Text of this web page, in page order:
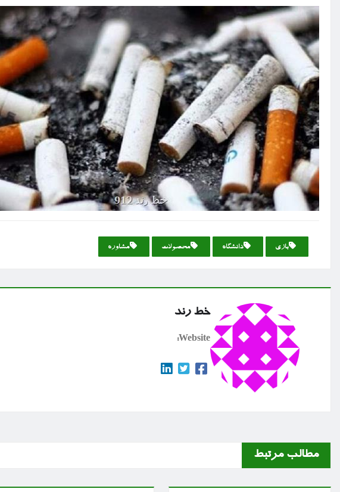
بازی دانشگاه محصولات مشاوره
خط رند
Website:
مطالب مرتبط